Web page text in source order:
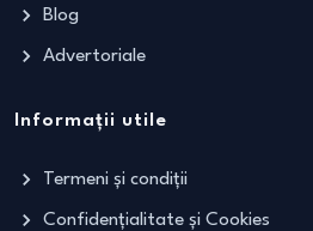
Blog
Advertoriale
Informații utile
Termeni și condiții
Confidențialitate și Cookies